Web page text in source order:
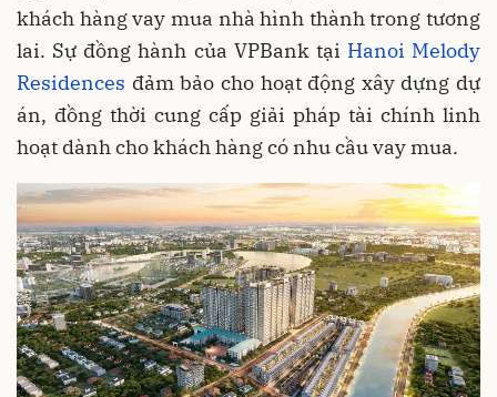
khách hàng vay mua nhà hình thành trong tương
lai. Sự đồng hành của VPBank tại Hanoi Melody
Residences đảm bảo cho hoạt động xây dựng dự
án, đồng thời cung cấp giải pháp tài chính linh
hoạt dành cho khách hàng có nhu cầu vay mua.